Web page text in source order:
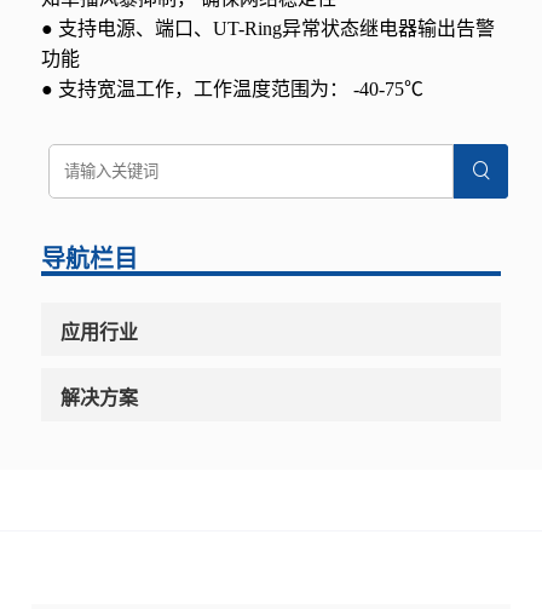
● 支持电源、端口、UT-Ring异常状态继电器输出告警
功能
● 支持宽温工作，工作温度范围为： -40-75℃
导航栏目
应用行业
解决方案